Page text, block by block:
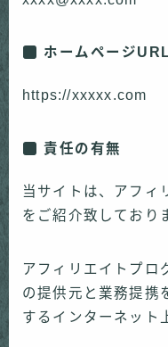
ホームページ
https://xxxxx.com
責任の有無
当サイトは、アフィ
をご紹介致しており
アフィリエイトプロ
の提供元と業務提携
するインターネット